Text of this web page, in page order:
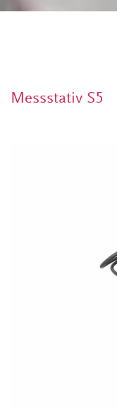
Messstativ S5